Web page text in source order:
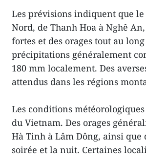
Les prévisions indiquent que
Nord, de Thanh Hoa à Nghê
fortes et des orages tout au
précipitations généralement
180 mm localement. Des
attendus dans les régions
Les conditions
du Vietnam. Des orages
Hà Tinh à Lâm Dông, ainsi
soirée et la nuit. Certaines